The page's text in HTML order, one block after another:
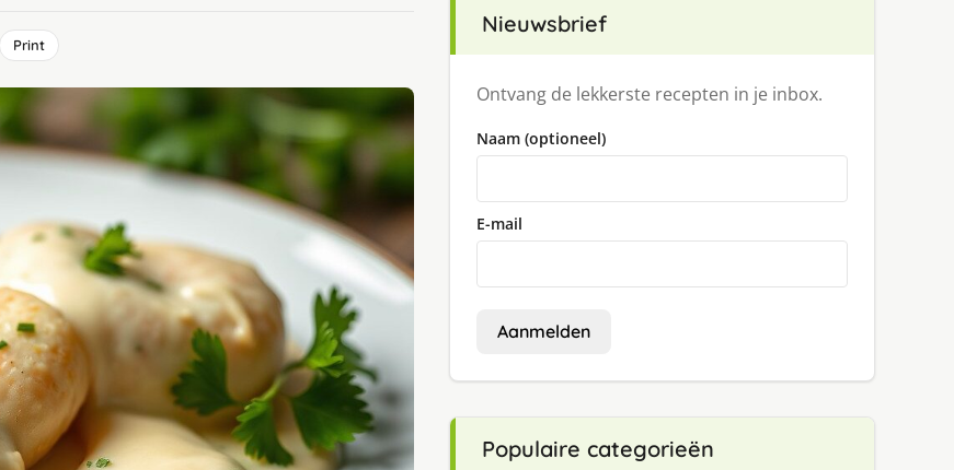
Print
Nieuwsbrief
Ontvang de lekkerste recepten in je inbox.
Naam (optioneel)
E-mail
Aanmelden
Populaire categorieën